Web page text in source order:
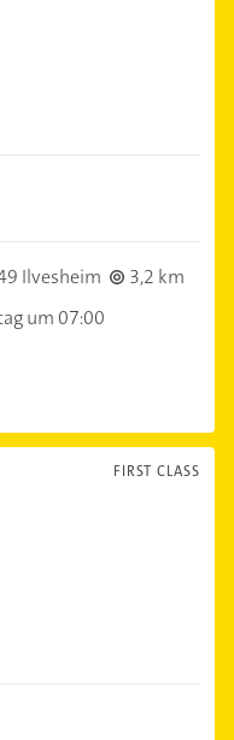
Ilvesheim
3,2 km
um 07:00
FIRST CLASS